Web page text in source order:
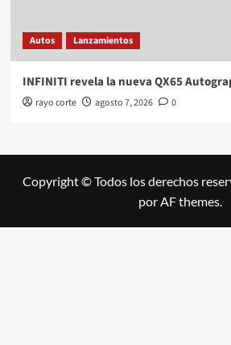
Autos Lanzamientos
INFINITI revela la nueva QX65
rayo corte agosto 7, 2026 0
Copyright © Todos los derechos
por AF themes.